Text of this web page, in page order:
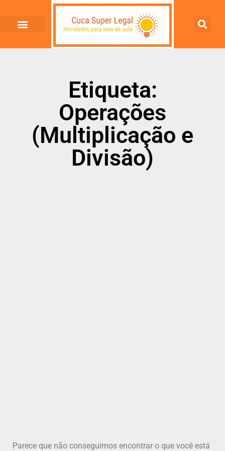
Etiqueta:
Operações
(Multiplicação e
Divisão)
Parece que não conseguimos encontrar o que você está